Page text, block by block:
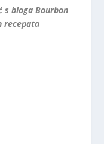
s bloga Bourbon
recepata